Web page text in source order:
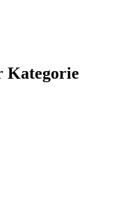
Kategorie